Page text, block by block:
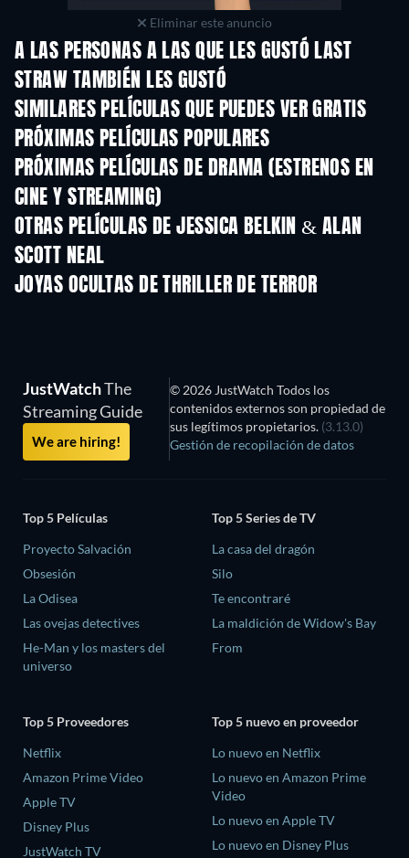
Eliminar este anuncio
A LAS PERSONAS A LAS QUE LES GUSTÓ LAST
STRAW TAMBIÉN LES GUSTÓ
SIMILARES PELÍCULAS QUE PUEDES VER GRATIS
PRÓXIMAS PELÍCULAS POPULARES
PRÓXIMAS PELÍCULAS DE DRAMA (ESTRENOS EN
CINE Y STREAMING)
OTRAS PELÍCULAS DE JESSICA BELKIN & ALAN
SCOTT NEAL
JOYAS OCULTAS DE THRILLER DE TERROR
JustWatchThe
Streaming Guide
We are hiring!
© 2026 JustWatch Todos los
contenidos externos son propiedad de
sus legítimos propietarios. (3.13.0)
Gestión de recopilación de datos
Top 5 Películas
Proyecto Salvación
Obsesión
La Odisea
Las ovejas detectives
He-Man y los masters del
universo
Top 5 Series de TV
La casa del dragón
Silo
Te encontraré
La maldición de Widow's Bay
From
Top 5 Proveedores
Netflix
Amazon Prime Video
Apple TV
Disney Plus
JustWatch TV
Top 5 nuevo en proveedor
Lo nuevo en Netflix
Lo nuevo en Amazon Prime
Video
Lo nuevo en Apple TV
Lo nuevo en Disney Plus